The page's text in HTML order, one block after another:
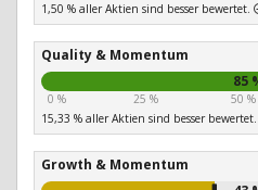
1,50 % aller Aktien sind besser bewertet.
Quality & Momentum
85
0 % 25 % 50 %
15,33 % aller Aktien sind besser bewertet.
Growth & Momentum